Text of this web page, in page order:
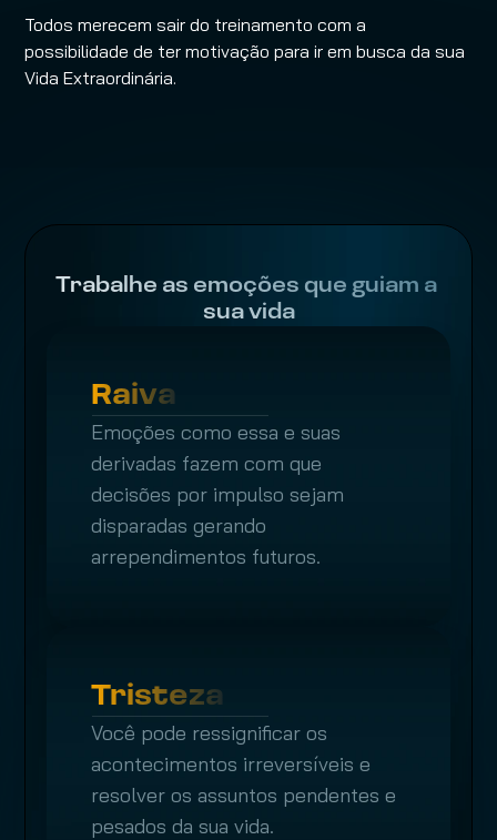
Todos merecem sair do treinamento com a
possibilidade de ter motivação para ir em busca da sua
Vida Extraordinária.
Trabalhe as emoções que guiam a
sua vida
Raiva
Emoções como essa e suas
derivadas fazem com que
decisões por impulso sejam
disparadas gerando
arrependimentos futuros.
Tristeza
Você pode ressignificar os
acontecimentos irreversíveis e
resolver os assuntos pendentes e
pesados da sua vida.